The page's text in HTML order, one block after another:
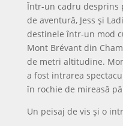
Într-un cadru desprins
de aventură, Jess și
destinele într-un mod
Mont Brévant din
de metri altitudine.
a fost intrarea
în rochie de mireasă
Un peisaj de vis și o